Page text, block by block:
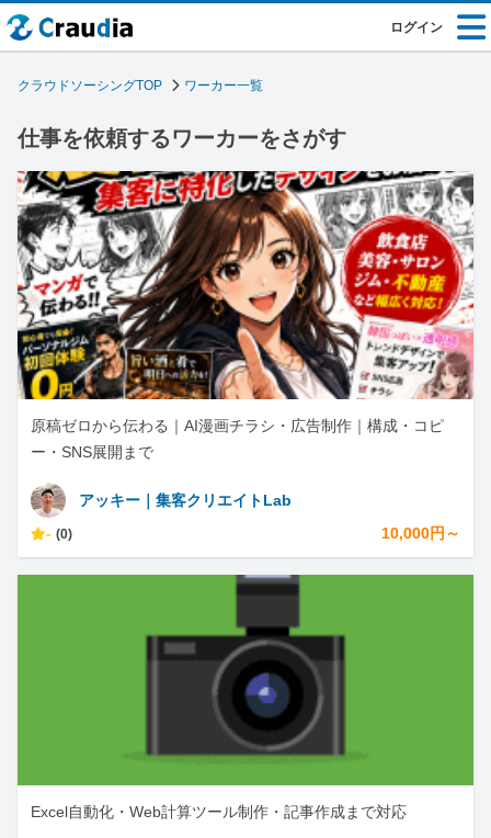
ログイン
クラウドソーシングTOP ワーカー一覧
仕事を依頼するワーカーをさがす
原稿ゼロから伝わる｜AI漫画チラシ・広告制作｜構成・コピ
ー・SNS展開まで
アッキー｜集客クリエイトLab
- (0) 10,000円～
Excel自動化・Web計算ツール制作・記事作成まで対応